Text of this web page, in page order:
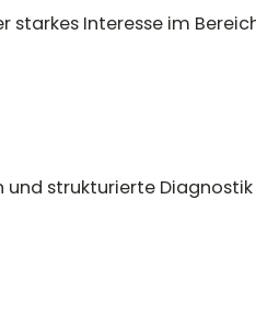
starkes Interesse im
und strukturierte Diagnostik